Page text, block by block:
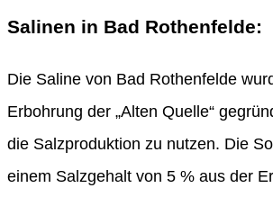
Salinen in Bad Rothenfelde:
Die Saline von Bad Rothenfelde
Erbohrung der „Alten Quelle“
die Salzproduktion zu nutzen. Die
einem Salzgehalt von 5 % aus der